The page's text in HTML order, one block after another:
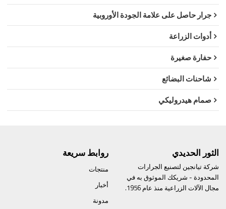
جرار حاصل على علامة الجودة الأوروبية
أدوات الزراعة
حفارة صغيرة
شاحنات البضائع
صمام هيدروليكي
الثور الحديدي
شركة تيانجين لتصنيع الجرارات
المحدودة - شريكك الموثوق به في
مجال الآلات الزراعية منذ عام 1956.
روابط سريعة
منتجات
أخبار
مدونة